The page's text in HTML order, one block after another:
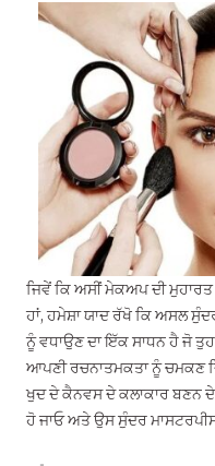
ਜਿਵੇਂ ਕਿ ਅਸੀਂ ਮੇਕਅਪ ਦੀ
ਹਾਂ, ਹਮੇਸ਼ਾ ਯਾਦ ਰੱਖੋ ਕਿ ਅਸਲ
ਨੂੰ ਵਧਾਉਣ ਦਾ ਇੱਕ ਸਾਧਨ ਹੈ ਜੋ
ਆਪਣੀ ਰਚਨਾਤਮਕਤਾ ਨੂੰ ਚਮਕਣ
ਖੁਦ ਦੇ ਕੈਨਵਸ ਦੇ ਕਲਾਕਾਰ ਬਣਨ
ਹੋ ਜਾਓ ਅਤੇ ਉਸ ਸੁੰਦਰ